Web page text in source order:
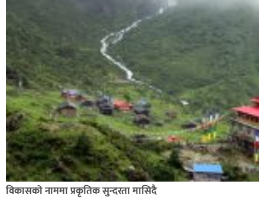
विकासको नाममा प्रकृतिक सुन्दरता मासिदै